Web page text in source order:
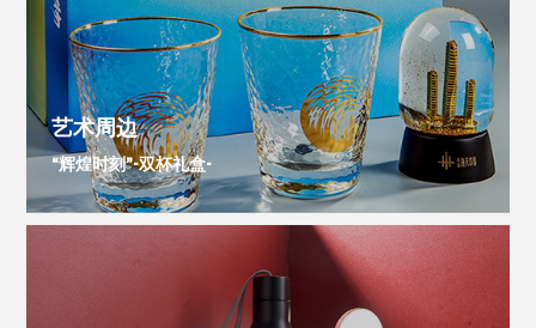
艺术周边
“辉煌时刻”-双杯礼盒-